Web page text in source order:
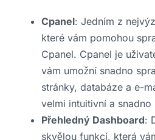
Cpanel: Jedním z
které vám pomohou
Cpanel. Cpanel je
vám umožní snadno
stránky, databáze a e-
velmi intuitivní a snadno
Přehledný Dashboard:
skvělou funkcí, která